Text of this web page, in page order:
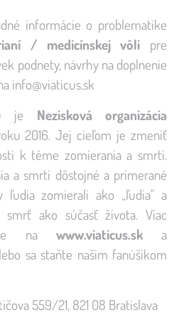
informácie o problematike
/ medicínskej vôli pre
podnety, návrhy na doplnenie
info@viaticus.sk
je Nezisková organizácia
2016. Jej cieľom je zmeniť
k téme zomierania a smrti.
a smrti dôstojné a primerané
ľudia zomierali ako „ľudia" a
smrť ako súčasť života. Viac
na www.viaticus.ska
sa staňte našim fanúšikom
559/21, 821 08 Bratislava